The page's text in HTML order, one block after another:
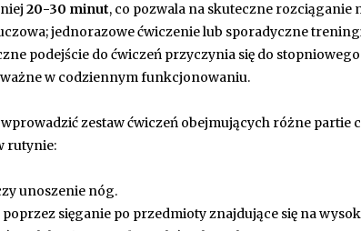
20-30 minut, co pozwala na skuteczne rozciąganie
jednorazowe ćwiczenie lub sporadyczne
podejście do ćwiczeń przyczynia się do
w codziennym funkcjonowaniu.
zestaw ćwiczeń obejmujących różne partie
rutynie:
unoszenie nóg.
sięganie po przedmioty znajdujące się na